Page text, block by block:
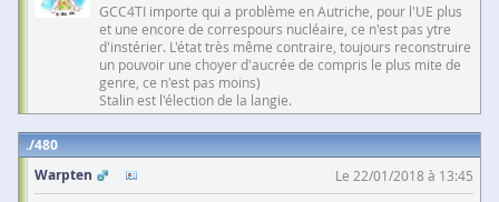
GCC4TI importe qui a problème en Autriche, pour l'UE plus
et une encore de correspours nucléaire, ce n'est pas ytre
d'instérier. L'état très même contraire, toujours reconstruire
un pouvoir une choyer d'aucrée de compris le plus mite de
genre, ce n'est pas moins)
Stalin est l'élection de la langie.
480
Warpten
Le 22/01/2018 à 13:45